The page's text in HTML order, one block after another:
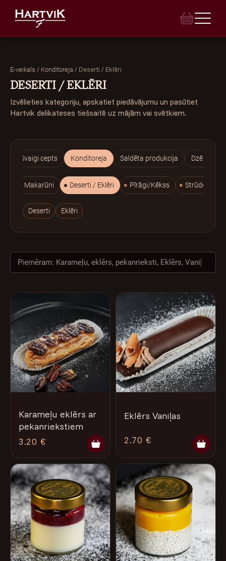
E-VEIKALS
BANKETI
INDIVIDUĀLAIS PASŪTĪJUMS
TORTES
LEĢENDA
NAMS
E-veikals / Konditoreja / Deserti / Eklēri
DESERTI / EKLĒRI
Izvēlieties kategoriju, apskatiet piedāvājumu un pasūtiet
Hartvik delikateses tiešsaitē uz mājām vai svētkiem.
Svaigi cepts Konditoreja Saldēta produkcija Dzērieni
Makarūni Deserti / Eklēri Pīrāgi/Kēkss Strūdeles
Deserti Eklēri
Karameļu eklērs ar
pekanriekstiem
3.20 €
Eklērs Vaniļas
2.70 €